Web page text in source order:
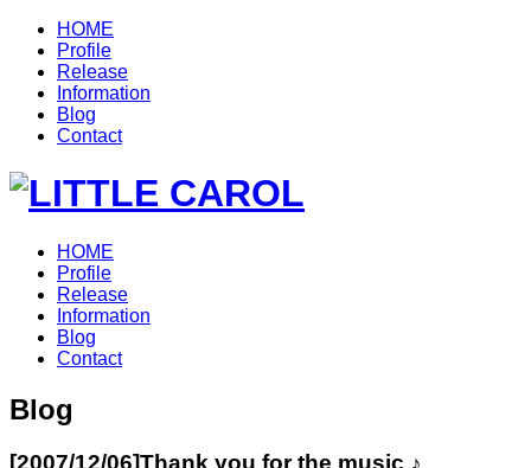
HOME
Profile
Release
Information
Blog
Contact
HOME
Profile
Release
Information
Blog
Contact
Blog
[2007/12/06]Thank you for the music ♪